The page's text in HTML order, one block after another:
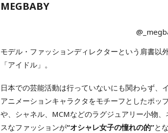
MEGBABY
モデル・ファッションディレクターという肩書以
「アイドル」。
日本での芸能活動は行っていないにも関わらず、
アニメーションキャラクタをモチーフとしたポッ
や、シャネル、MCMなどのラグジュアリー小物
スなファッションが“オシャレ女子の憧れの的”と